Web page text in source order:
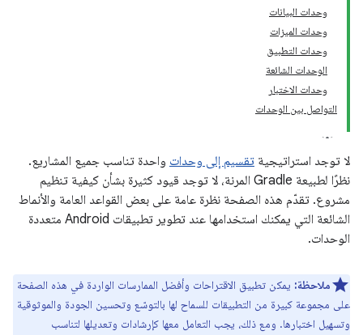
وحدات البيانات
وحدات الميزات
وحدات التطبيق
الوحدات الشائعة
وحدات الاختبار
التواصل بين الوحدات
لا توجد استراتيجية تقسيم إلى وحدات واحدة تناسب جميع المشاريع.
نظرًا لطبيعة Gradle المرنة، لا توجد قيود كثيرة بشأن كيفية تنظيم
مشروع. تقدّم هذه الصفحة نظرة عامة على بعض القواعد العامة والأنماط
الشائعة التي يمكنك استخدامها عند تطوير تطبيقات Android متعددة
الوحدات.
ملاحظة: يمكن تطبيق الاقتراحات وأفضل الممارسات الواردة في هذه الصفحة
على مجموعة كبيرة من التطبيقات للسماح لها بالتوسّع وتحسين الجودة والموثوقية
وتسهيل اختبارها. ومع ذلك، يجب التعامل معها كإرشادات وتعديلها لتناسب